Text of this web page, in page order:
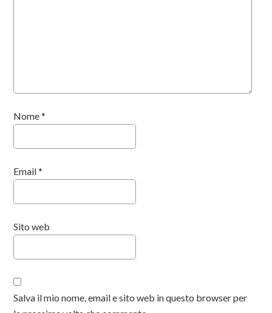
Nome*
Email*
Sito web
Salva il mio nome, email e sito web in questo browser per